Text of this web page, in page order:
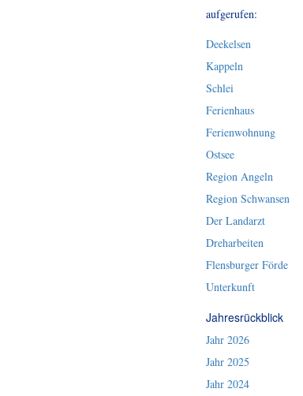
aufgerufen:
Deekelsen
Kappeln
Schlei
Ferienhaus
Ferienwohnung
Ostsee
Region Angeln
Region Schwansen
Der Landarzt
Dreharbeiten
Flensburger Förde
Unterkunft
Jahresrückblick
Jahr 2026
Jahr 2025
Jahr 2024